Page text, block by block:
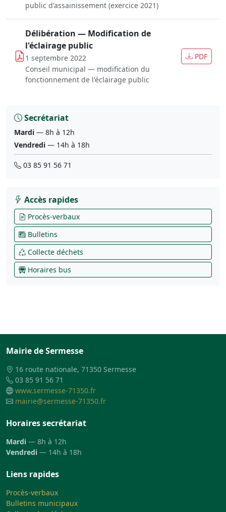
public d'assainissement (exercice 2021)
Délibération — Modification de
l'éclairage public
1 septembre 2022
Conseil municipal — modification du
fonctionnement de l'éclairage public
PDF
Secrétariat
Mardi — 8h à 12h
Vendredi — 14h à 18h
03 85 91 56 71
Accès rapides
Procès-verbaux
Bulletins
Collecte déchets
Horaires bus
Mairie de Sermesse
16 route nationale, 71350 Sermesse
03 85 91 56 71
www.sermesse-71350.fr
mairie@sermesse-71350.fr
Horaires secrétariat
Mardi — 8h à 12h
Vendredi — 14h à 18h
Liens rapides
Procès-verbaux
Bulletins municipaux